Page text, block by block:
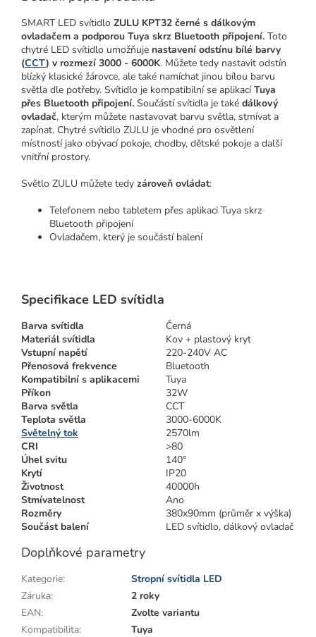
SMART LED svítidlo ZULU KPT32 černé s dálkovým
ovladačem a podporou Tuya skrz Bluetooth připojení. Toto
chytré LED svítidlo umožňuje nastavení odstínu bílé barvy
(CCT) v rozmezí 3000 - 6000K. Můžete tedy nastavit odstín
blízký klasické žárovce, ale také namíchat jinou bílou barvu
světla dle potřeby. Svítidlo je kompatibilní se aplikací Tuya
přes Bluetooth připojení. Součástí svítidla je také dálkový
ovladač, kterým můžete nastavovat barvu světla, stmívat a
zapínat. Chytré svítidlo ZULU je vhodné pro osvětlení
místností jako obývací pokoje, chodby, dětské pokoje a další
vnitřní prostory.
Světlo ZULU můžete tedy zároveň ovládat:
Telefonem nebo tabletem přes aplikaci Tuya skrz
Bluetooth připojení
Ovladačem, který je součástí balení
Specifikace LED svítidla
Barva svítidla
Černá
Materiál svítidla
Kov + plastový kryt
Vstupní napětí
220-240V AC
Přenosová frekvence
Bluetooth
Kompatibilní s aplikacemi
Tuya
Příkon
32W
Barva světla
CCT
Teplota světla
3000-6000K
Světelný tok
2570lm
CRI
>80
Úhel svitu
140°
Krytí
IP20
Životnost
40000h
Stmívatelnost
Ano
Rozměry
380x90mm (průměr x výška)
Součást balení
LED svítidlo, dálkový ovladač
Doplňkové parametry
Kategorie:
Stropní svítidla LED
Záruka:
2 roky
EAN:
Zvolte variantu
Kompatibilita:
Tuya